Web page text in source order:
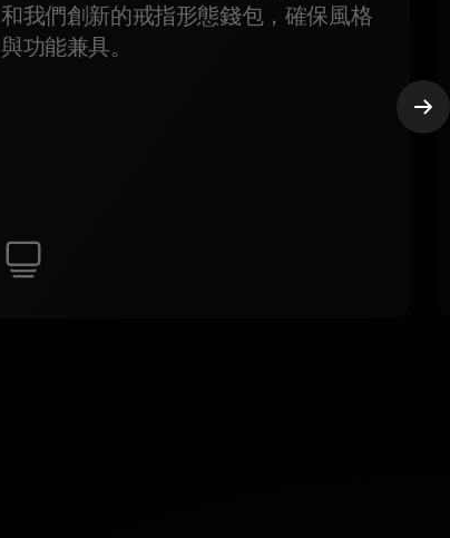
和我們創新的戒指形態錢包，確保風格
與功能兼具。